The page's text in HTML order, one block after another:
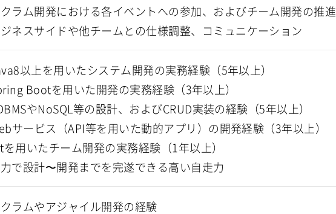
クラム開発における各イベントへの参加、およびチーム開発の推進
ジネスサイドや他チームとの仕様調整、コミュニケーション
以上を用いたシステム開発の実務経験（5年以上）
Bootを用いた開発の実務経験（3年以上）
やNoSQL等の設計、およびCRUD実装の経験（5年以上）
サービス（API等を用いた動的アプリ）の開発経験（3年以上）
を用いたチーム開発の実務経験（1年以上）
クラムやアジャイル開発の経験